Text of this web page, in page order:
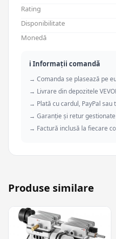
Rating
Disponibilitate
Monedă
ℹ️ Informații comandă
→ Comanda se plasează pe
→ Livrare din depozitele
→ Plată cu cardul, PayPal sau
→ Garanție și retur gestionate
→ Factură inclusă la fiecare
Produse similare